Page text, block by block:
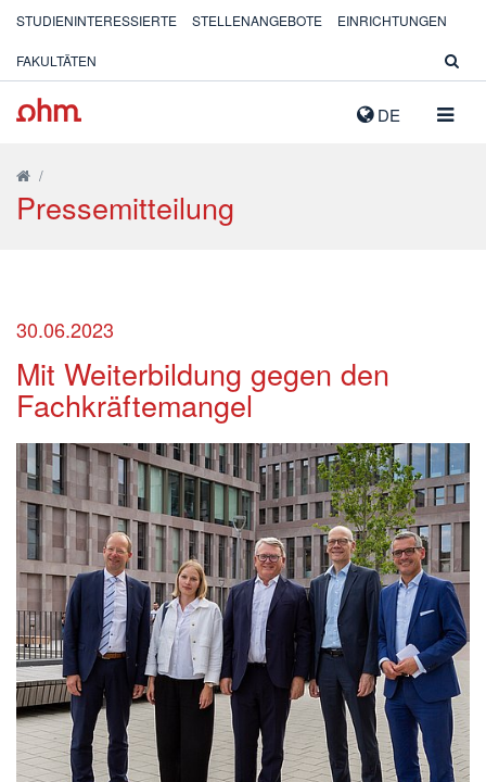
DE
STUDIENINTERESSIERTE STELLENANGEBOTE EINRICHTUNGEN
FAKULTÄTEN
/
Pressemitteilung
30.06.2023
Mit Weiterbildung gegen den
Fachkräftemangel